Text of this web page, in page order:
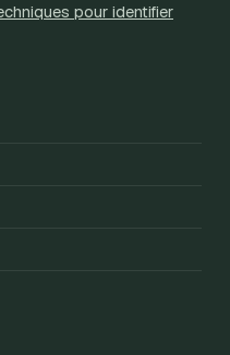
pour identifier